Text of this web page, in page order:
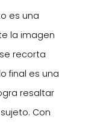
es una
la imagen
recorta
final es una
resaltar
Con